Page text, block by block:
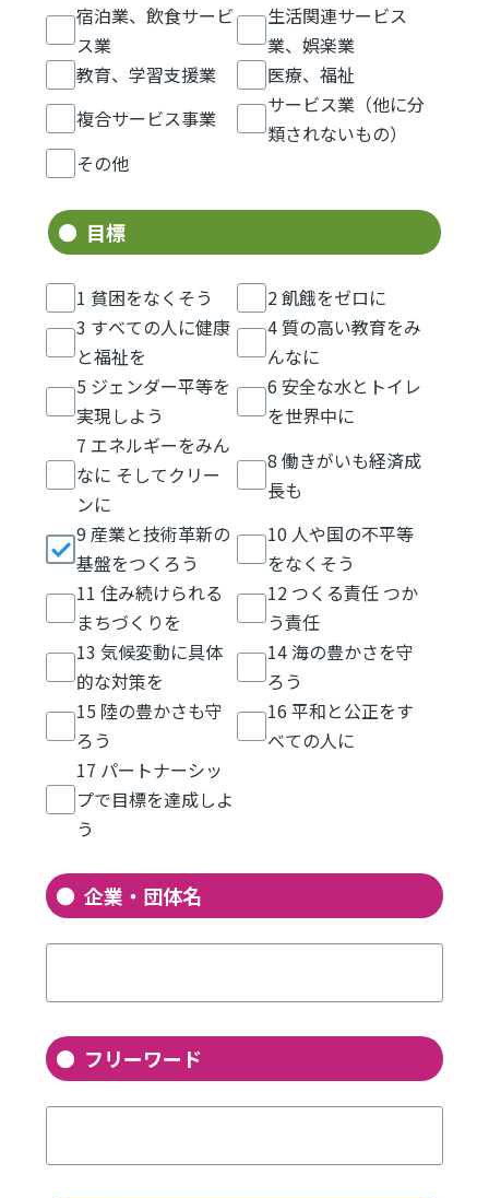
宿泊業、飲食サービ
ス業
生活関連サービス
業、娯楽業
教育、学習支援業
医療、福祉
複合サービス事業
サービス業（他に分
類されないもの）
その他
目標
1 貧困をなくそう
2 飢餓をゼロに
3 すべての人に健康
と福祉を
4 質の高い教育をみ
んなに
5 ジェンダー平等を
実現しよう
6 安全な水とトイレ
を世界中に
7 エネルギーをみん
なに そしてクリー
ンに
8 働きがいも経済成
長も
9 産業と技術革新の
基盤をつくろう
10 人や国の不平等
をなくそう
11 住み続けられる
まちづくりを
12 つくる責任 つか
う責任
13 気候変動に具体
的な対策を
14 海の豊かさを守
ろう
15 陸の豊かさも守
ろう
16 平和と公正をす
べての人に
17 パートナーシッ
プで目標を達成しよ
う
企業・団体名
フリーワード